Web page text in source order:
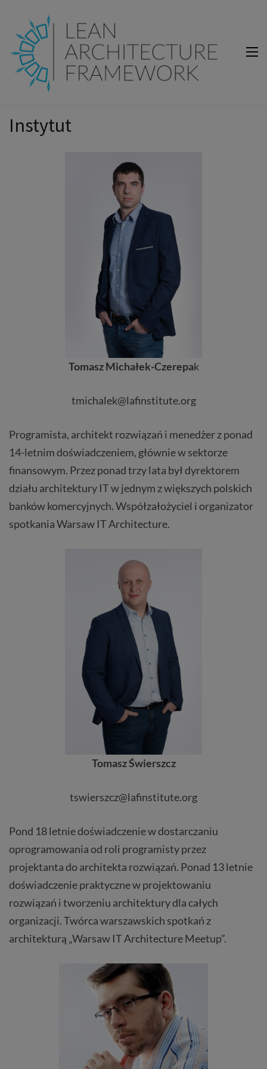
Instytut
Tomasz Michałek-Czerepak
tmichalek@lafinstitute.org
Programista, architekt rozwiązań i menedżer z ponad
14-letnim doświadczeniem, głównie w sektorze
finansowym. Przez ponad trzy lata był dyrektorem
działu architektury IT w jednym z większych polskich
banków komercyjnych. Współzałożyciel i organizator
spotkania Warsaw IT Architecture.
Tomasz Świerszcz
tswierszcz@lafinstitute.org
Pond 18 letnie doświadczenie w dostarczaniu
oprogramowania od roli programisty przez
projektanta do architekta rozwiązań. Ponad 13 letnie
doświadczenie praktyczne w projektowaniu
rozwiązań i tworzeniu architektury dla całych
organizacji. Twórca warszawskich spotkań z
architekturą „Warsaw IT Architecture Meetup”.